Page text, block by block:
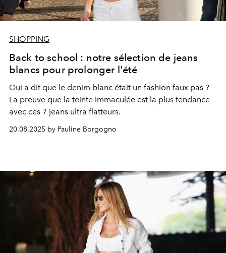
SHOPPING
Back to school : notre sélection de jeans
blancs pour prolonger l'été
Qui a dit que le denim blanc était un fashion faux pas ?
La preuve que la teinte immaculée est la plus tendance
avec ces 7 jeans ultra flatteurs.
20.08.2025 by Pauline Borgogno